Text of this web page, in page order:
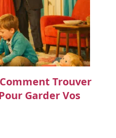
Trouver
Garder Vos